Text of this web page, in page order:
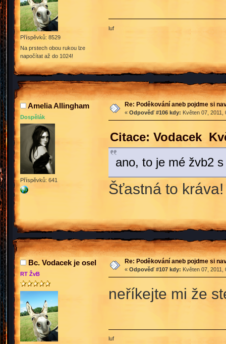
Příspěvků: 8529
Na prstech obou rukou lze
napočítat až do 1024!
luf
Amelia Allingham
Dospělák
Příspěvků: 641
Re: Poděkování aneb pojdme si
« Odpověď #106 kdy: Květen 07, 2011,
Citace: Vodacek
ano, to je mé žvb2
Šťastná to
Bc. Vodacek je osel
RT ŽvB
Re: Poděkování aneb pojdme si
« Odpověď #107 kdy: Květen 07, 2011,
neříkejte mi že
luf